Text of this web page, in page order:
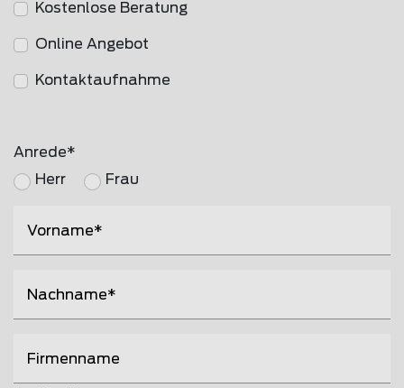
Kostenlose Beratung
Online Angebot
Kontaktaufnahme
Anrede
Herr
Frau
Vorname
Nachname
Firmenname